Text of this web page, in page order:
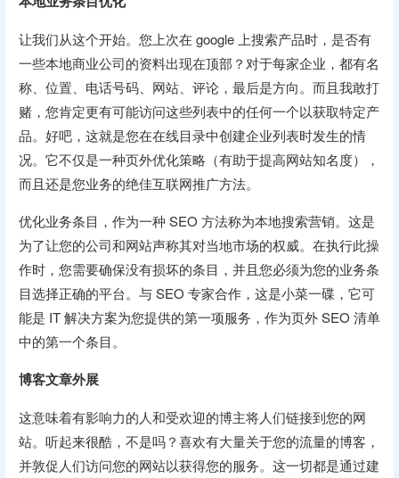
让我们从这个开始。您上次在 google 上搜索产品时，是否有
一些本地商业公司的资料出现在顶部？对于每家企业，都有名
称、位置、电话号码、网站、评论，最后是方向。而且我敢打
赌，您肯定更有可能访问这些列表中的任何一个以获取特定产
品。好吧，这就是您在在线目录中创建企业列表时发生的情
况。它不仅是一种页外优化策略（有助于提高网站知名度），
而且还是您业务的绝佳互联网推广方法。
优化业务条目，作为一种 SEO 方法称为本地搜索营销。这是
为了让您的公司和网站声称其对当地市场的权威。在执行此操
作时，您需要确保没有损坏的条目，并且您必须为您的业务条
目选择正确的平台。与 SEO 专家合作，这是小菜一碟，它可
能是 IT 解决方案为您提供的第一项服务，作为页外 SEO 清单
中的第一个条目。
博客文章外展
这意味着有影响力的人和受欢迎的博主将人们链接到您的网
站。听起来很酷，不是吗？喜欢有大量关于您的流量的博客，
并敦促人们访问您的网站以获得您的服务。这一切都是通过建